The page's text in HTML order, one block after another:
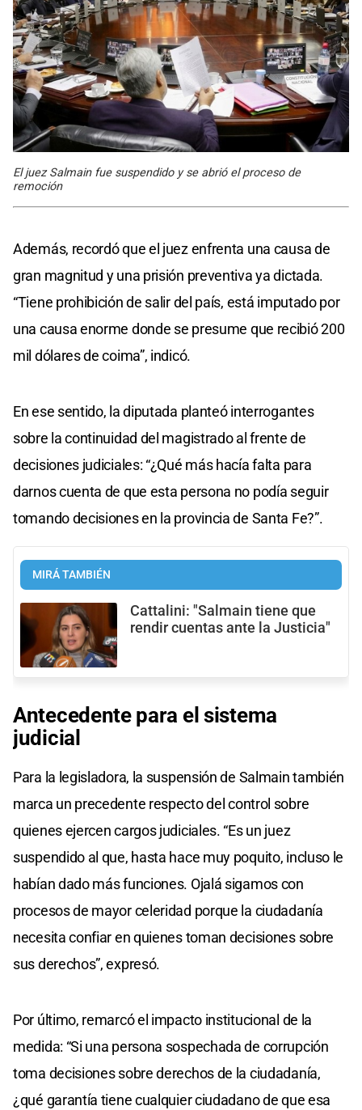
El juez Salmain fue suspendido y se abrió el proceso de
remoción
Además, recordó que el juez enfrenta una causa de
gran magnitud y una prisión preventiva ya dictada.
“Tiene prohibición de salir del país, está imputado por
una causa enorme donde se presume que recibió 200
mil dólares de coima”, indicó.
En ese sentido, la diputada planteó interrogantes
sobre la continuidad del magistrado al frente de
decisiones judiciales: “¿Qué más hacía falta para
darnos cuenta de que esta persona no podía seguir
tomando decisiones en la provincia de Santa Fe?”.
MIRÁ TAMBIÉN
Cattalini: "Salmain tiene que
rendir cuentas ante la Justicia"
Antecedente para el sistema
judicial
Para la legisladora, la suspensión de Salmain también
marca un precedente respecto del control sobre
quienes ejercen cargos judiciales. “Es un juez
suspendido al que, hasta hace muy poquito, incluso le
habían dado más funciones. Ojalá sigamos con
procesos de mayor celeridad porque la ciudadanía
necesita confiar en quienes toman decisiones sobre
sus derechos”, expresó.
Por último, remarcó el impacto institucional de la
medida: “Si una persona sospechada de corrupción
toma decisiones sobre derechos de la ciudadanía,
¿qué garantía tiene cualquier ciudadano de que esa